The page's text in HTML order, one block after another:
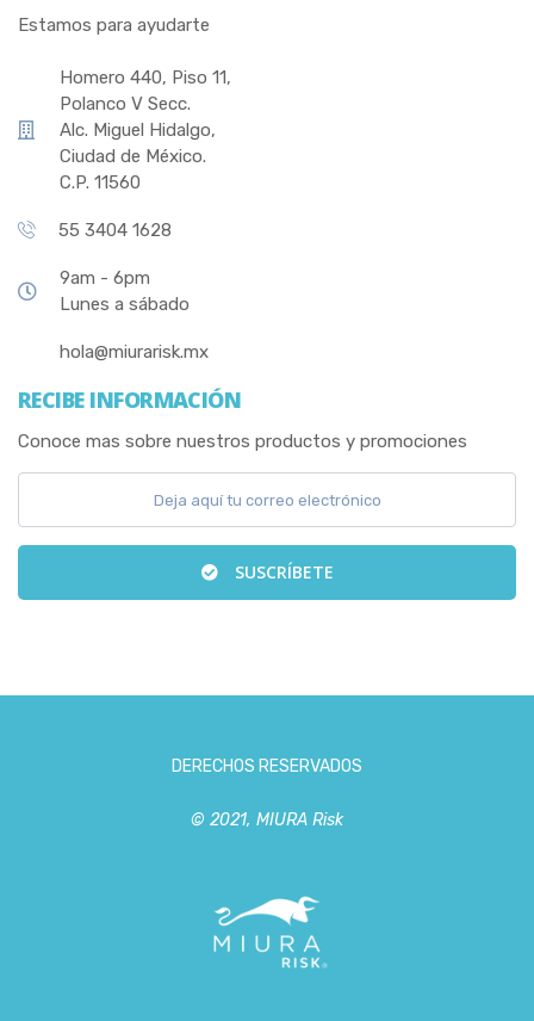
Estamos para ayudarte
Homero 440, Piso 11,
Polanco V Secc.
Alc. Miguel Hidalgo,
Ciudad de México.
C.P. 11560
55 3404 1628
9am - 6pm
Lunes a sábado
hola@miurarisk.mx
RECIBE INFORMACIÓN
Conoce mas sobre nuestros productos y promociones
SUSCRÍBETE
DERECHOS RESERVADOS
© 2021, MIURA Risk